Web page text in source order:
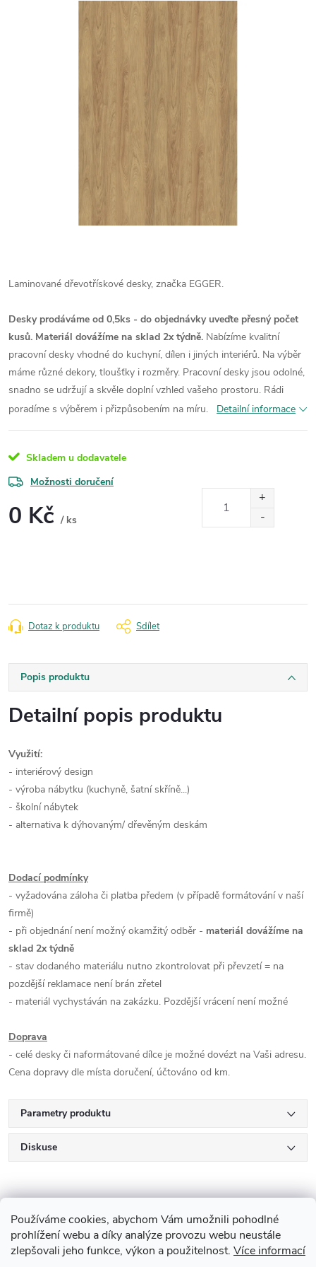
Používáme cookies, abychom Vám umožnili pohodlné
prohlížení webu a díky analýze provozu webu neustále
zlepšovali jeho funkce, výkon a použitelnost. Více informací
Laminované dřevotřískové desky, značka EGGER.
Desky prodáváme od 0,5ks - do objednávky uveďte přesný počet
kusů. Materiál dovážíme na sklad 2x týdně. Nabízíme kvalitní
pracovní desky vhodné do kuchyní, dílen i jiných interiérů. Na výběr
máme různé dekory, tloušťky i rozměry. Pracovní desky jsou odolné,
snadno se udržují a skvěle doplní vzhled vašeho prostoru. Rádi
poradíme s výběrem i přizpůsobením na míru.
Detailní informace
Skladem u dodavatele
Možnosti doručení
0 Kč / ks
Dotaz k produktu Sdílet
Popis produktu
Detailní popis produktu
Využití:
- interiérový design
- výroba nábytku (kuchyně, šatní skříně...)
- školní nábytek
- alternativa k dýhovaným/ dřevěným deskám
Dodací podmínky
- vyžadována záloha či platba předem (v případě formátování v naší
firmě)
- při objednání není možný okamžitý odběr - materiál dovážíme na
sklad 2x týdně
- stav dodaného materiálu nutno zkontrolovat při převzetí = na
pozdější reklamace není brán zřetel
- materiál vychystáván na zakázku. Pozdější vrácení není možné
Doprava
- celé desky či naformátované dílce je možné dovézt na Vaši adresu.
Cena dopravy dle místa doručení, účtováno od km.
Parametry produktu
Diskuse